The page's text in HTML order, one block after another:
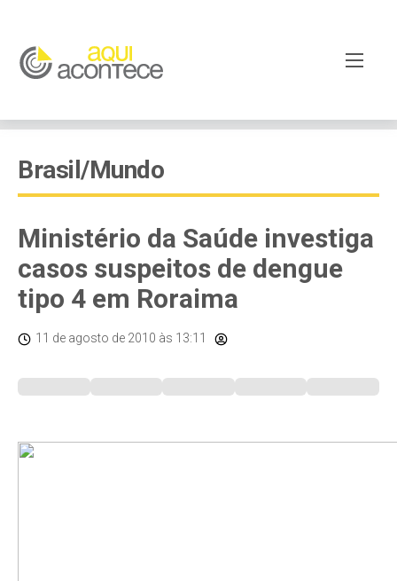
Brasil/Mundo
Ministério da Saúde investiga
casos suspeitos de dengue
tipo 4 em Roraima
11 de agosto de 2010 às 13:11